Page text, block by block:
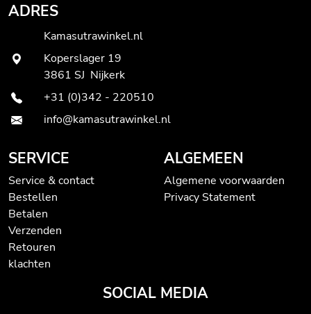
ADRES
Kamasutrawinkel.nl
Koperslager 19
3861 SJ Nijkerk
+31 (0)342 - 220510
info@kamasutrawinkel.nl
SERVICE
Service & contact
Bestellen
Betalen
Verzenden
Retouren
klachten
ALGEMEEN
Algemene voorwaarden
Privacy Statement
SOCIAL MEDIA